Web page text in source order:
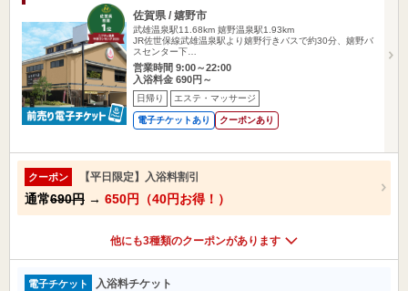
佐賀県 / 嬉野市
武雄温泉駅11.68km 嬉野温泉駅1.93km
JR佐世保線武雄温泉駅より嬉野行きバスで約30分、嬉野バ
スセンター下…
営業時間 9:00～22:00
入浴料金 690円～
日帰り エステ・マッサージ
電子チケットあり クーポンあり
クーポン 【平日限定】入浴料割引
通常690円 → 650円（40円お得！）
他にも3種類のクーポンがあります
電子チケット 入浴料チケット